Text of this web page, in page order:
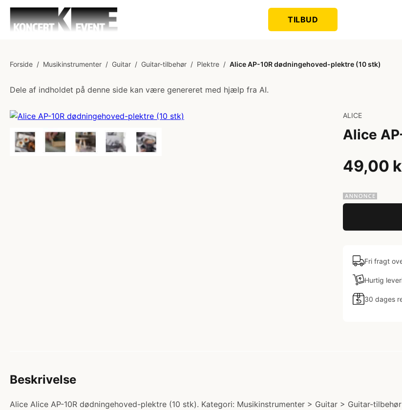
TILBUD
Forside / Musikinstrumenter / Guitar / Guitar-tilbehør / Plektre / Alice AP-10R dødningehoved-plektre (10 stk)
Dele af indholdet på denne side kan være genereret med hjælp fra AI.
ALICE
Alice
49,00
Fri fragt
Hurtig
30 dages
Beskrivelse
Alice Alice AP-10R dødningehoved-plektre (10 stk). Kategori: Musikinstrumenter > Guitar > Guitar-